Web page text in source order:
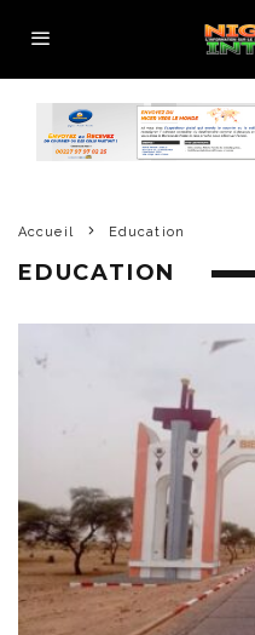
Accueil Education
EDUCATION